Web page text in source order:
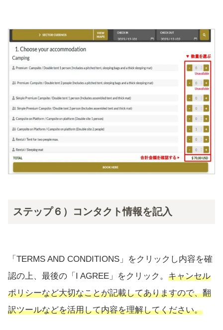
ステップ６）コンタクト情報を記入
「TERMS AND CONDITIONS」をクリックし内容を確
認の上、最後の「I AGREE」をクリック。 キャンセル
ポリシーなど大切なことが記載してありますので、翻
訳ツールなどを活用して内容を理解してください。